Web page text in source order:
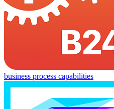
business process capabilities